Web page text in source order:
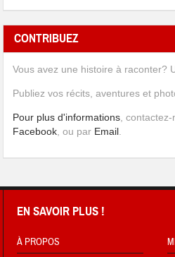
CONTRIBUEZ
Vous avez une histoire à raconter?
Publiez vos récits, aventures et
Pour plus d'informations ,
Facebook , ou par Email
EN SAVOIR PLUS !
À PROPOS